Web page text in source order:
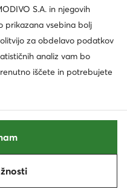
Slovenija (SI)
Politika zasebnosti
S.A. in njegovih
prikazana vsebina bolj
za obdelavo podatkov
analiz vam bo
iščete in potrebujete